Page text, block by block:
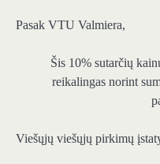
Pasak VTU Valmiera,
Šis 10% sutarčių
reikalingas norint
Viešųjų viešųjų pirkimų